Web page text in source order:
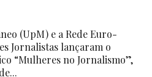
(UpM) e a Rede Euro-
Jornalistas lançaram o
“Mulheres no Jornalismo”,